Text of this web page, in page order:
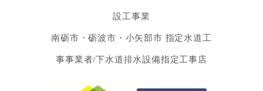
設工事業
南砺市・砺波市・小矢部市 指定水道工
事事業者/下水道排水設備指定工事店